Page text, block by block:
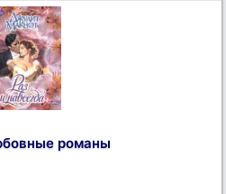
романы